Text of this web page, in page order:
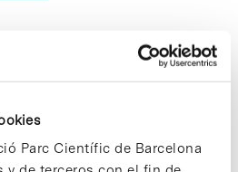
Parc Científic de Barcelona